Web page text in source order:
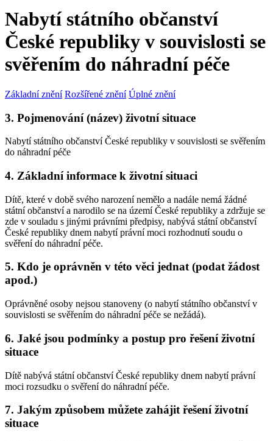
Nabytí státního občanství
České republiky v souvislosti se
svěřením do náhradní péče
Základní znění Rozšířené znění Úplné znění
3. Pojmenování (název) životní situace
Nabytí státního občanství České republiky v souvislosti se svěřením
do náhradní péče
4. Základní informace k životní situaci
Dítě, které v době svého narození nemělo a nadále nemá žádné
státní občanství a narodilo se na území České republiky a zdržuje se
zde v souladu s jinými právními předpisy, nabývá státní občanství
České republiky dnem nabytí právní moci rozhodnutí soudu o
svěření do náhradní péče.
5. Kdo je oprávněn v této věci jednat (podat žádost
apod.)
Oprávněné osoby nejsou stanoveny (o nabytí státního občanství v
souvislosti se svěřením do náhradní péče se nežádá).
6. Jaké jsou podmínky a postup pro řešení životní
situace
Dítě nabývá státní občanství České republiky dnem nabytí právní
moci rozsudku o svěření do náhradní péče.
7. Jakým způsobem můžete zahájit řešení životní
situace